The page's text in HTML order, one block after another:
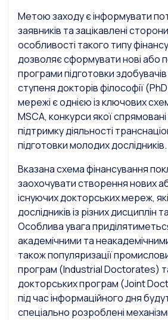
Метою заходу є інформувати
заявників та зацікавлені
особливості такого типу
дозволяє сформувати нові або
програми підготовки
ступеня докторів філософії
мережі є однією із ключових
MSCA, конкурси якої
підтримку діяльності
підготовки молодих дослідників.
Вказана схема фінансування
заохочувати створення нових
існуючих докторських мереж,
дослідників із різних дисциплін
Особлива увага
академічними та
також популяризації
програм (Industrial Doctorates)
докторських програм (Joint
під час інформаційного дня
спеціально розроблені